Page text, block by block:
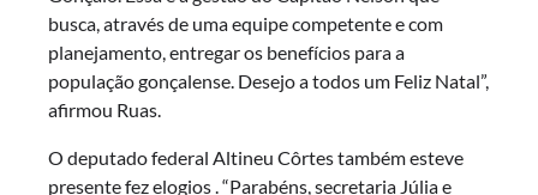
busca, através de uma equipe competente e com
planejamento, entregar os benefícios para a
população gonçalense. Desejo a todos um Feliz Natal”,
afirmou Ruas.
O deputado federal Altineu Côrtes também esteve
presente fez elogios . “Parabéns, secretaria Júlia e